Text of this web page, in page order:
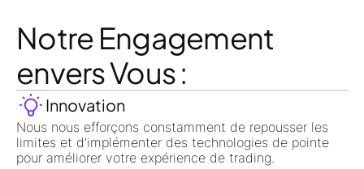
Notre Engagement
envers Vous :
Innovation
Nous nous efforçons constamment de repousser les
limites et d'implémenter des technologies de pointe
pour améliorer votre expérience de trading.